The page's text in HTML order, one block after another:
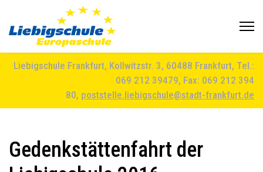
Liebigschule Frankfurt, Kollwitzstr. 3, 60488 Frankfurt, Tel.:
069 212 39479, Fax: 069 212 394
80, poststelle.liebigschule@stadt-frankfurt.de
Gedenkstättenfahrt der